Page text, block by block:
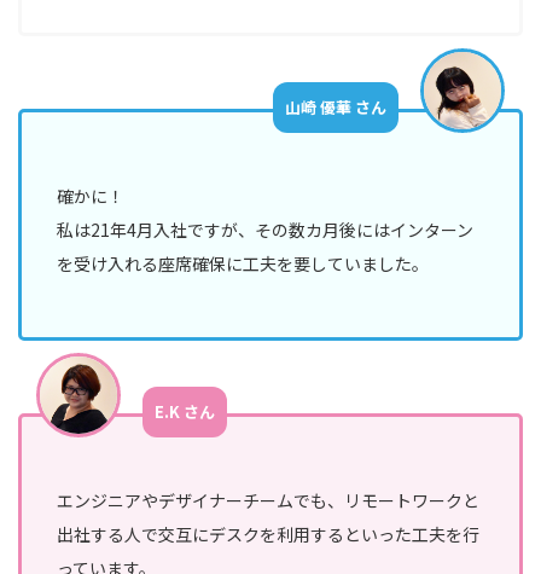
山崎 優華 さん
確かに！
私は21年4月入社ですが、その数カ月後にはインターン
を受け入れる座席確保に工夫を要していました。
E.K さん
エンジニアやデザイナーチームでも、リモートワークと
出社する人で交互にデスクを利用するといった工夫を行
っています。